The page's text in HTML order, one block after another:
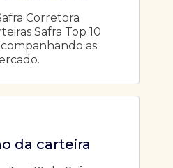
Corretora
Safra Top 10
as
da carteira